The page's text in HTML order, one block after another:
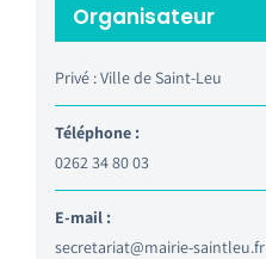
Organisateur
Privé : Ville de Saint-Leu
Téléphone :
0262 34 80 03
E-mail :
secretariat@mairie-saintleu.fr